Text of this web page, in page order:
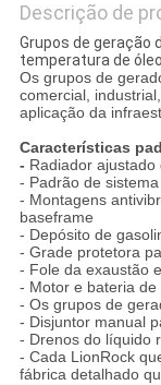
Descrição de
Grupos de geração
temperatura de óleo
Os grupos de
comercial,
aplicação da
Características
- Radiador
- Padrão de
- Montagens
baseframe
- Depósito de
- Grade protetora
- Fole da exaustão
- Motor e bateria
- Os grupos de
- Disjuntor manual
- Drenos do líquido
- Cada LionRock
fábrica detalhado